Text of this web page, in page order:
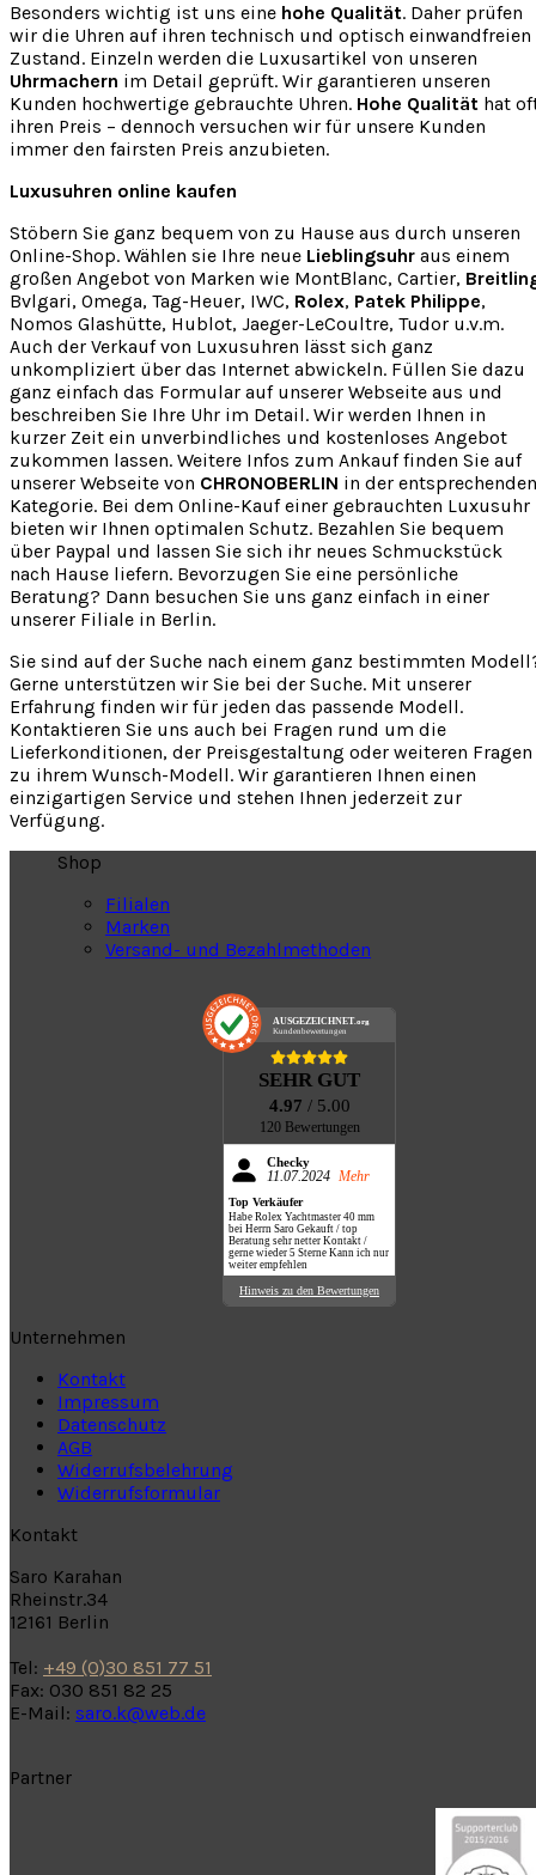
Besonders wichtig ist uns eine hohe Qualität. Daher prüfen
wir die Uhren auf ihren technisch und optisch einwandfreien
Zustand. Einzeln werden die Luxusartikel von unseren
Uhrmachern im Detail geprüft. Wir garantieren unseren
Kunden hochwertige gebrauchte Uhren. Hohe Qualität hat
ihren Preis – dennoch versuchen wir für unsere Kunden
immer den fairsten Preis anzubieten.
Luxusuhren online kaufen
Stöbern Sie ganz bequem von zu Hause aus durch unseren
Online-Shop. Wählen sie Ihre neue Lieblingsuhr aus einem
großen Angebot von Marken wie MontBlanc, Cartier,
Bvlgari, Omega, Tag-Heuer, IWC, Rolex, Patek Philippe,
Nomos Glashütte, Hublot, Jaeger-LeCoultre, Tudor u.v.m.
Auch der Verkauf von Luxusuhren lässt sich ganz
unkompliziert über das Internet abwickeln. Füllen Sie dazu
ganz einfach das Formular auf unserer Webseite aus und
beschreiben Sie Ihre Uhr im Detail. Wir werden Ihnen in
kurzer Zeit ein unverbindliches und kostenloses Angebot
zukommen lassen. Weitere Infos zum Ankauf finden Sie auf
unserer Webseite von CHRONOBERLIN in der entsprechenden
Kategorie. Bei dem Online-Kauf einer gebrauchten Luxusuhr
bieten wir Ihnen optimalen Schutz. Bezahlen Sie bequem
über Paypal und lassen Sie sich ihr neues Schmuckstück
nach Hause liefern. Bevorzugen Sie eine persönliche
Beratung? Dann besuchen Sie uns ganz einfach in einer
unserer Filiale in Berlin.
Sie sind auf der Suche nach einem ganz bestimmten
Gerne unterstützen wir Sie bei der Suche. Mit unserer
Erfahrung finden wir für jeden das passende Modell.
Kontaktieren Sie uns auch bei Fragen rund um die
Lieferkonditionen, der Preisgestaltung oder weiteren Fragen
zu ihrem Wunsch-Modell. Wir garantieren Ihnen einen
einzigartigen Service und stehen Ihnen jederzeit zur
Verfügung.
Shop
Filialen
Marken
Versand- und Bezahlmethoden
AUSGEZEICHNET .org
Kundenbewertungen
SEHR GUT
4.97 / 5.00
120 Bewertungen
Checky
11.07.2024 Mehr
Top Verkäufer
Habe Rolex Yachtmaster 40 mm
bei Herrn Saro Gekauft / top
Beratung sehr netter Kontakt /
gerne wieder 5 Sterne Kann ich nur
weiter empfehlen
Hinweis zu den Bewertungen
Unternehmen
Kontakt
Impressum
Datenschutz
AGB
Widerrufsbelehrung
Widerrufsformular
Kontakt
Saro Karahan
Rheinstr.34
12161 Berlin
Tel: +49 (0)30 851 77 51
Fax: 030 851 82 25
E-Mail: saro.k@web.de
Partner